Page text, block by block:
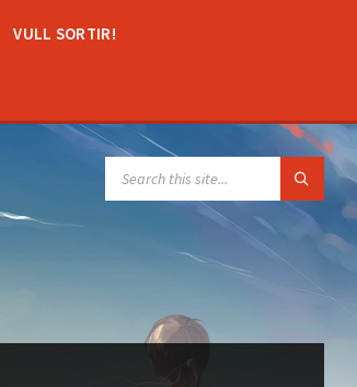
VULL SORTIR!